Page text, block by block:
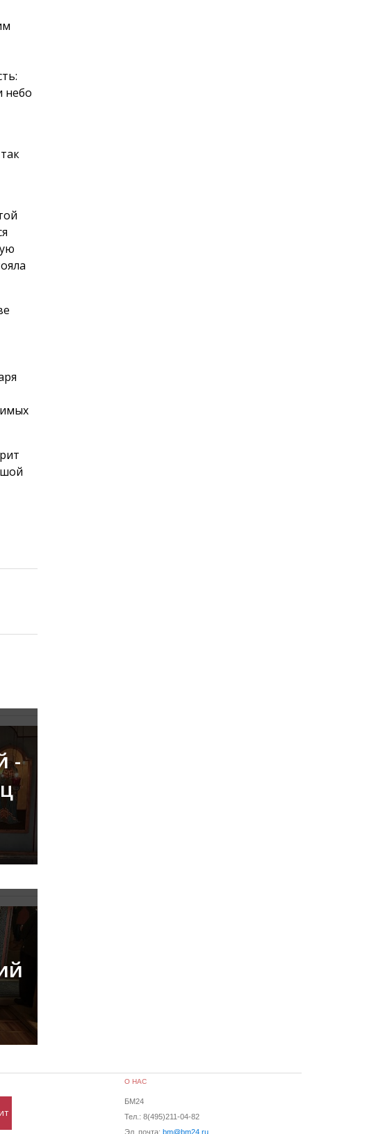
небо
-
О НАС
БМ24
Тел.: 8(495)211-04-82
Эл. почта: bm@bm24.ru